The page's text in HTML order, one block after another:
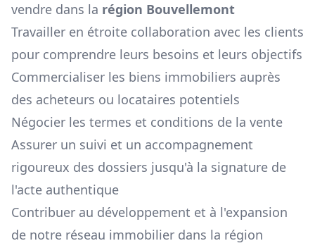
vendre dans la région Bouvellemont
Travailler en étroite collaboration avec les clients
pour comprendre leurs besoins et leurs objectifs
Commercialiser les biens immobiliers auprès
des acheteurs ou locataires potentiels
Négocier les termes et conditions de la vente
Assurer un suivi et un accompagnement
rigoureux des dossiers jusqu'à la signature de
l'acte authentique
Contribuer au développement et à l'expansion
de notre réseau immobilier dans la région